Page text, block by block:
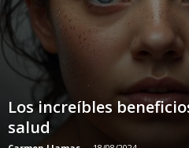
Los increíbles
salud